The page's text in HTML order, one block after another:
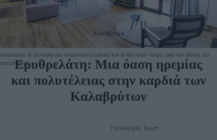
Απολαύστε τη ζεστασιά του ενεργειακού τζακιού και τη θέα στον Χελμό, από την άνεση του
καναπέ σας.
Καλάβρυτα
Ερυθρελάτη: Μια όαση ηρεμίας
και πολυτέλειας στην καρδιά των
Καλαβρύτων
Travelstyle Team